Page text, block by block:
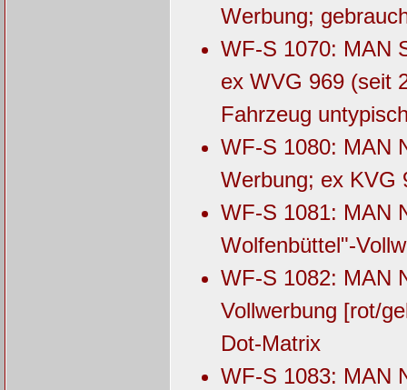
Werbung;
WF-S 1070: MAN
ex WVG 969 (seit
Fahrzeug
WF-S 1080: MAN
Werbung; ex KVG
WF-S 1081: MAN
Wolfenbüttel"-
WF-S 1082: MAN
Vollwerbung [rot/
Dot-Matrix
WF-S 1083: MAN